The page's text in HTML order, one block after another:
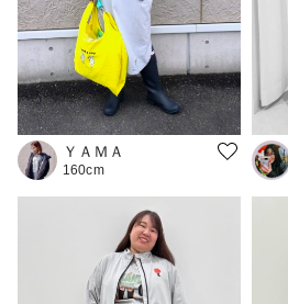
ＹＡＭＡ
160cm